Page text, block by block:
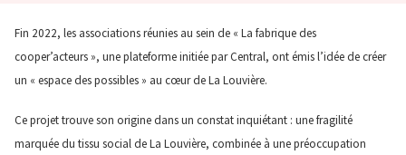
Fin 2022, les associations réunies au sein de « La fabrique des
cooper’acteurs », une plateforme initiée par Central, ont émis l’idée de créer
un « espace des possibles » au cœur de La Louvière.
Ce projet trouve son origine dans un constat inquiétant : une fragilité
marquée du tissu social de La Louvière, combinée à une préoccupation